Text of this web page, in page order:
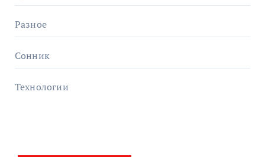
Разное
Сонник
Технологии